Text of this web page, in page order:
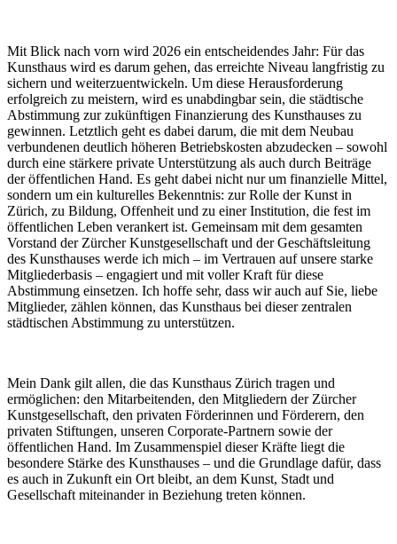
Mit Blick nach vorn wird 2026 ein entscheidendes Jahr: Für das
Kunsthaus wird es darum gehen, das erreichte Niveau langfristig zu
sichern und weiterzuentwickeln. Um diese Herausforderung
erfolgreich zu meistern, wird es unabdingbar sein, die städtische
Abstimmung zur zukünftigen Finanzierung des Kunsthauses zu
gewinnen. Letztlich geht es dabei darum, die mit dem Neubau
verbundenen deutlich höheren Betriebskosten abzudecken – sowohl
durch eine stärkere private Unterstützung als auch durch Beiträge
der öffentlichen Hand. Es geht dabei nicht nur um finanzielle Mittel,
sondern um ein kulturelles Bekenntnis: zur Rolle der Kunst in
Zürich, zu Bildung, Offenheit und zu einer Institution, die fest im
öffentlichen Leben verankert ist. Gemeinsam mit dem gesamten
Vorstand der Zürcher Kunstgesellschaft und der Geschäftsleitung
des Kunsthauses werde ich mich – im Vertrauen auf unsere starke
Mitgliederbasis – engagiert und mit voller Kraft für diese
Abstimmung einsetzen. Ich hoffe sehr, dass wir auch auf Sie, liebe
Mitglieder, zählen können, das Kunsthaus bei dieser zentralen
städtischen Abstimmung zu unterstützen.
Mein Dank gilt allen, die das Kunsthaus Zürich tragen und
ermöglichen: den Mitarbeitenden, den Mitgliedern der Zürcher
Kunstgesellschaft, den privaten Förderinnen und Förderern, den
privaten Stiftungen, unseren Corporate-Partnern sowie der
öffentlichen Hand. Im Zusammenspiel dieser Kräfte liegt die
besondere Stärke des Kunsthauses – und die Grundlage dafür, dass
es auch in Zukunft ein Ort bleibt, an dem Kunst, Stadt und
Gesellschaft miteinander in Beziehung treten können.